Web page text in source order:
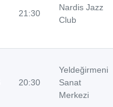
21:30
Nardis Jazz
Club
20:30
Yeldeğirmeni
Sanat
Merkezi